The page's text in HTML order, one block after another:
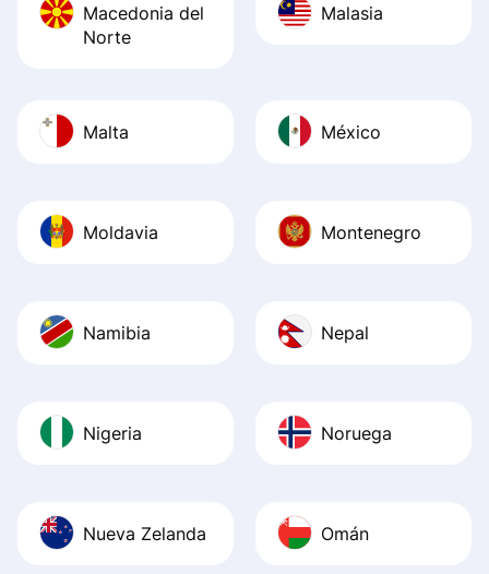
Macedonia del
Norte
Malasia
Malta México
Moldavia Montenegro
Namibia Nepal
Nigeria Noruega
Nueva Zelanda Omán